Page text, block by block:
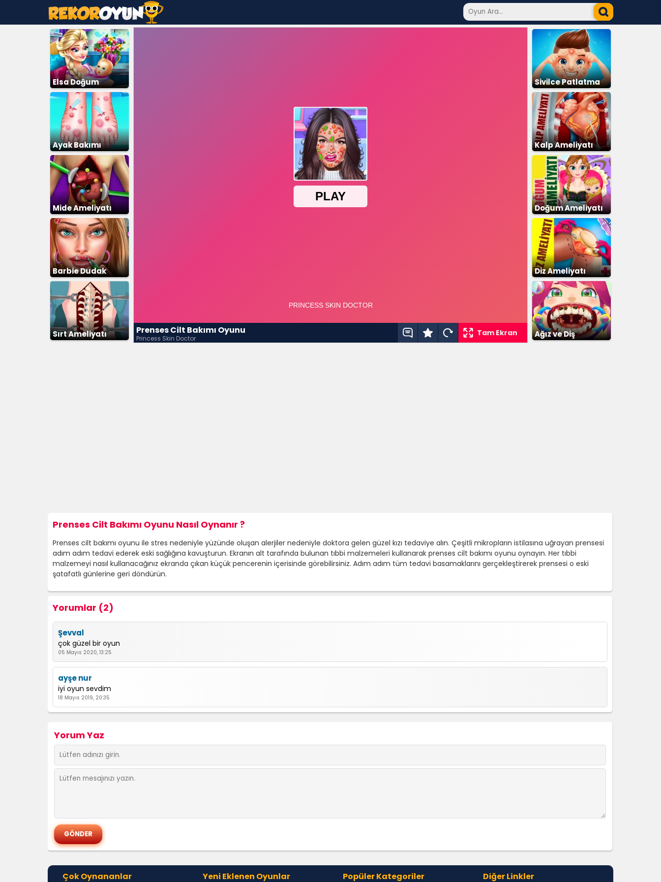
Elsa Doğum
Ameliyatı
Ayak Bakımı
Mide Ameliyatı
Barbie Dudak
Ameliyatı
Sırt Ameliyatı Prenses Cilt Bakımı Oyunu
Princess Skin Doctor
Tam Ekran
Sivilce Patlatma
Kalp Ameliyatı
Doğum Ameliyatı
Diz Ameliyatı
Ağız ve Diş
Prenses Cilt Bakımı Oyunu Nasıl Oynanır ?
Prenses cilt bakımı oyunu ile stres nedeniyle yüzünde oluşan alerjiler nedeniyle doktora gelen güzel kızı tedaviye alın. Çeşitli mikropların istilasına uğrayan prensesi
adım adım tedavi ederek eski sağlığına kavuşturun. Ekranın alt tarafında bulunan tıbbi malzemeleri kullanarak prenses cilt bakımı oyunu oynayın. Her tıbbi
malzemeyi nasıl kullanacağınız ekranda çıkan küçük pencerenin içerisinde görebilirsiniz. Adım adım tüm tedavi basamaklarını gerçekleştirerek prensesi o eski
şatafatlı günlerine geri döndürün.
Yorumlar (2)
Şevval
çok güzel bir oyun
05 Mayıs 2020, 13:25
ayşe nur
iyi oyun sevdim
18 Mayıs 2019, 20:35
Yorum Yaz
Çok Oynananlar Yeni Eklenen Oyunlar Popüler Kategoriler Diğer Linkler